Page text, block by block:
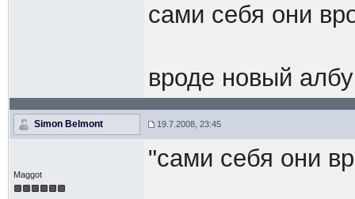
сами себя они
вроде новый
Simon Belmont 19.7.2008, 23:45
Maggot
"сами себя они